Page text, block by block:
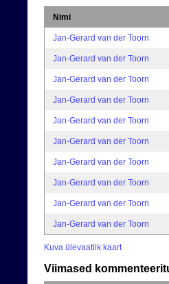
Nimi
Jan-Gerard van der Toorn
Jan-Gerard van der Toorn
Jan-Gerard van der Toorn
Jan-Gerard van der Toorn
Jan-Gerard van der Toorn
Jan-Gerard van der Toorn
Jan-Gerard van der Toorn
Jan-Gerard van der Toorn
Jan-Gerard van der Toorn
Jan-Gerard van der Toorn
Kuva ülevaatlik kaart
Viimased